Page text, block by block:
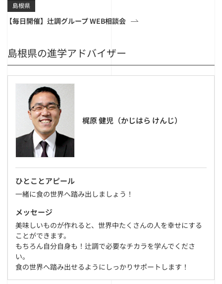
島根県
【毎日開催】辻調グループ WEB相談会
島根県の進学アドバイザー
梶原 健児（かじはら けんじ）
ひとことアピール
一緒に食の世界へ踏み出しましょう！
メッセージ
美味しいものが作れると、世界中たくさんの人を幸せにする
ことができます。
もちろん自分自身も！辻調で必要なチカラを学んでくださ
い。
食の世界へ踏み出せるようにしっかりサポートします！